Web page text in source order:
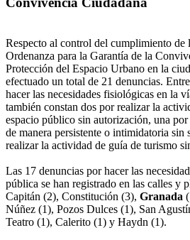
Respecto al control del cumplimiento de
Ordenanza para la Garantía de la
Protección del Espacio Urbano en la
efectuado un total de 21 denuncias.
hacer las necesidades fisiológicas en la
también constan dos por realizar la
espacio público sin autorización, una
de manera persistente o intimidatoria sin
realizar la actividad de guía de turismo
Las 17 denuncias por hacer las
pública se han registrado en las calles y
Capitán (2), Constitución (3), Granada
Núñez (1), Pozos Dulces (1), San
Teatro (1), Calerito (1) y Haydn (1).